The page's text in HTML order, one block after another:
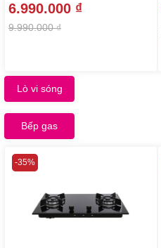
6.990.000 ₫
9.990.000 ₫
Lò vi sóng
Bếp gas
-35%